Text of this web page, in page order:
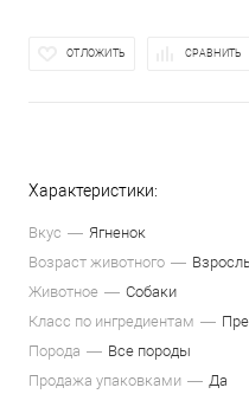
ОТЛОЖИТЬ СРАВНИТЬ
Характеристики:
Вкус
Ягненок
Возраст животного
Животное
Собаки
Класс по ингредиентам
Порода
Все породы
Продажа упаковками
Да